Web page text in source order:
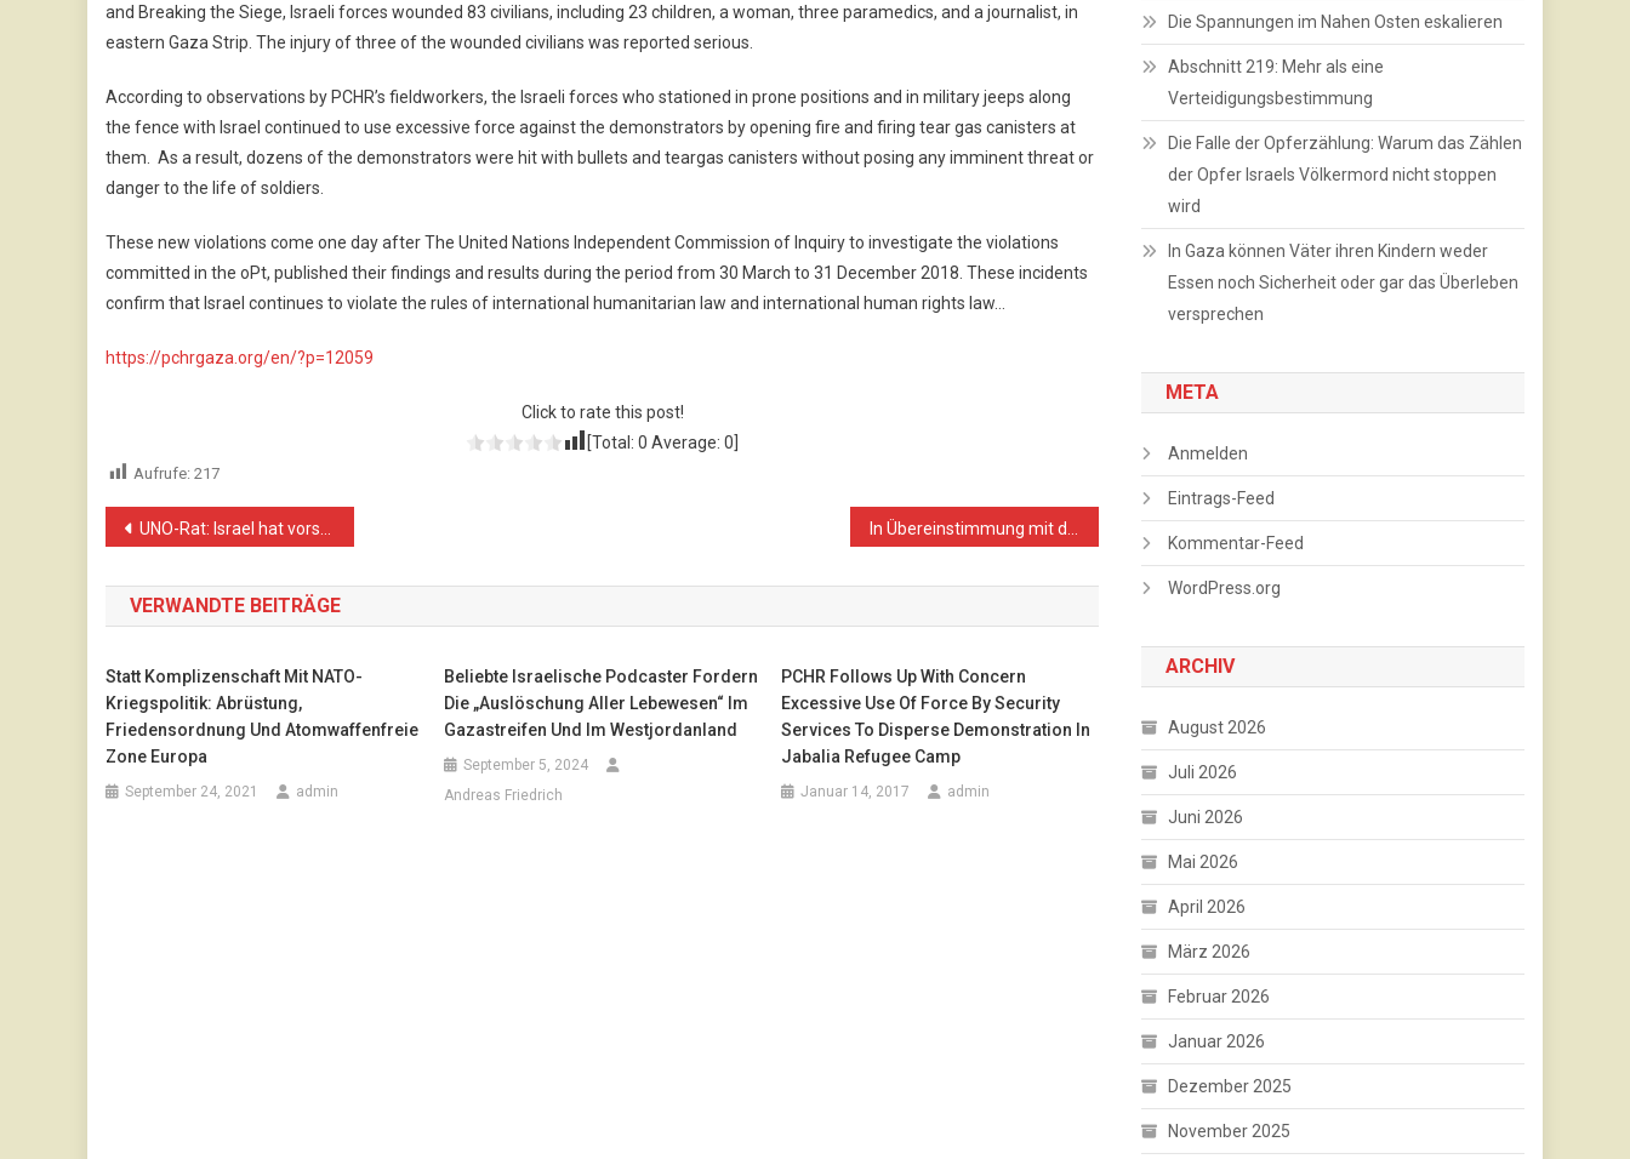
and Breaking the Siege, Israeli forces wounded 83 civilians, including 23 children, a woman, three paramedics, and a journalist, in
eastern Gaza Strip. The injury of three of the wounded civilians was reported serious.
According to observations by PCHR’s fieldworkers, the Israeli forces who stationed in prone positions and in military jeeps along
the fence with Israel continued to use excessive force against the demonstrators by opening fire and firing tear gas canisters at
them. As a result, dozens of the demonstrators were hit with bullets and teargas canisters without posing any imminent threat or
danger to the life of soldiers.
These new violations come one day after The United Nations Independent Commission of Inquiry to investigate the violations
committed in the oPt, published their findings and results during the period from 30 March to 31 December 2018. These incidents
confirm that Israel continues to violate the rules of international humanitarian law and international human rights law…
https://pchrgaza.org/en/?p=12059
Click to rate this post!
[Total: 0 Average: 0
Aufrufe: 217
Beitragsnavigation
UNO-Rat: Israel hat vorsätzlich Kinder und Journalisten in Gaza erschossen
VERWANDTE BEITRÄGE
Statt Komplizenschaft Mit NATO-
Kriegspolitik: Abrüstung,
Friedensordnung Und Atomwaffenfreie
Zone Europa
September 24, 2021 admin
Beliebte Israelische Podcaster Fordern
Die „Auslöschung Aller Lebewesen“ Im
Gazastreifen Und Im Westjordanland
September 5, 2024
Andreas Friedrich
PCHR Follows Up With Concern
Excessive Use Of Force By Security
Services To Disperse Demonstration In
Jabalia Refugee Camp
Januar 14, 2017 admin
Die Spannungen im Nahen Osten eskalieren
Abschnitt 219: Mehr als eine
Verteidigungsbestimmung
Die Falle der Opferzählung: Warum das Zählen
der Opfer Israels Völkermord nicht stoppen
wird
In Gaza können Väter ihren Kindern weder
Essen noch Sicherheit oder gar das Überleben
versprechen
META
Anmelden
Eintrags-Feed
Kommentar-Feed
WordPress.org
ARCHIV
August 2026
Juli 2026
Juni 2026
Mai 2026
April 2026
März 2026
Februar 2026
Januar 2026
Dezember 2025
November 2025